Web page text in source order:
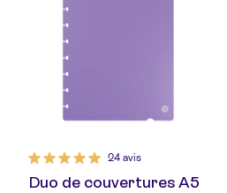
24 avis
Duo de couvertures A5